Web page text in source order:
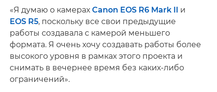
«Я думаю о камерах Canon EOS R6 Mark II
и
EOS R5, поскольку все свои предыдущие
работы создавала с камерой меньшего
формата. Я очень хочу создавать работы более
высокого уровня в рамках этого проекта и
снимать в вечернее время без каких-либо
ограничений».